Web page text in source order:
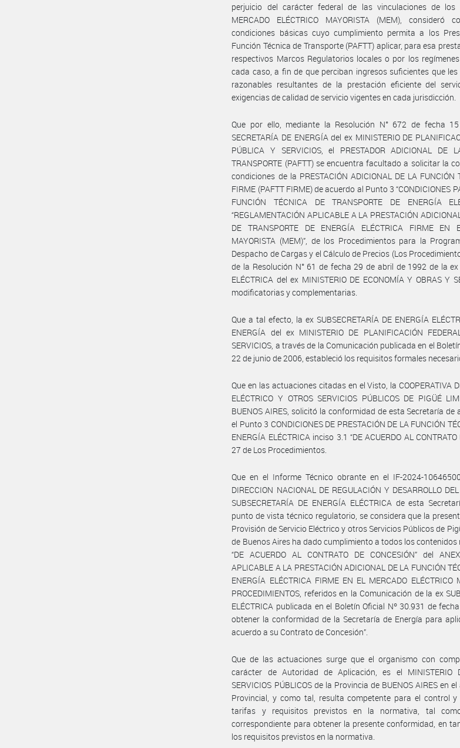
perjuicio del carácter federal de las vinculaciones de los
MERCADO ELÉCTRICO MAYORISTA (MEM), consideró
condiciones básicas cuyo cumplimiento permita a los
Función Técnica de Transporte (PAFTT) aplicar, para esa
respectivos Marcos Regulatorios locales o por los
cada caso, a fin de que perciban ingresos suficientes que
razonables resultantes de la prestación eficiente del
exigencias de calidad de servicio vigentes en cada jurisdicción.
Que por ello, mediante la Resolución N° 672 de fecha
SECRETARÍA DE ENERGÍA del ex MINISTERIO DE
PÚBLICA Y SERVICIOS, el PRESTADOR ADICIONAL DE
TRANSPORTE (PAFTT) se encuentra facultado a solicitar la
condiciones de la PRESTACIÓN ADICIONAL DE LA FUNCIÓN
FIRME (PAFTT FIRME) de acuerdo al Punto 3 “CONDICIONES
FUNCIÓN TÉCNICA DE TRANSPORTE DE ENERGÍA
“REGLAMENTACIÓN APLICABLE A LA PRESTACIÓN
DE TRANSPORTE DE ENERGÍA ELÉCTRICA FIRME EN
MAYORISTA (MEM)”, de los Procedimientos para la
Despacho de Cargas y el Cálculo de Precios (Los
de la Resolución N° 61 de fecha 29 de abril de 1992 de la ex
ELÉCTRICA del ex MINISTERIO DE ECONOMÍA Y OBRAS Y
modificatorias y complementarias.
Que a tal efecto, la ex SUBSECRETARÍA DE ENERGÍA
ENERGÍA del ex MINISTERIO DE PLANIFICACIÓN
SERVICIOS, a través de la Comunicación publicada en el
22 de junio de 2006, estableció los requisitos formales
Que en las actuaciones citadas en el Visto, la COOPERATIVA
ELÉCTRICO Y OTROS SERVICIOS PÚBLICOS DE PIGÜÉ
BUENOS AIRES, solicitó la conformidad de esta Secretaría
el Punto 3 CONDICIONES DE PRESTACIÓN DE LA FUNCIÓN
ENERGÍA ELÉCTRICA inciso 3.1 “DE ACUERDO AL
27 de Los Procedimientos.
Que en el Informe Técnico obrante en el IF-2024-
DIRECCION NACIONAL DE REGULACIÓN Y DESARROLLO
SUBSECRETARÍA DE ENERGÍA ELÉCTRICA de esta
punto de vista técnico regulatorio, se considera que la
Provisión de Servicio Eléctrico y otros Servicios Públicos de
de Buenos Aires ha dado cumplimiento a todos los contenidos
“DE ACUERDO AL CONTRATO DE CONCESIÓN” del
APLICABLE A LA PRESTACIÓN ADICIONAL DE LA FUNCIÓN
ENERGÍA ELÉCTRICA FIRME EN EL MERCADO ELÉCTRICO
PROCEDIMIENTOS, referidos en la Comunicación de la ex
ELÉCTRICA publicada en el Boletín Oficial Nº 30.931 de
obtener la conformidad de la Secretaría de Energía para
acuerdo a su Contrato de Concesión”.
Que de las actuaciones surge que el organismo con
carácter de Autoridad de Aplicación, es el MINISTERIO
SERVICIOS PÚBLICOS de la Provincia de BUENOS AIRES en
Provincial, y como tal, resulta competente para el control
tarifas y requisitos previstos en la normativa, tal
correspondiente para obtener la presente conformidad, en
los requisitos previstos en la normativa.